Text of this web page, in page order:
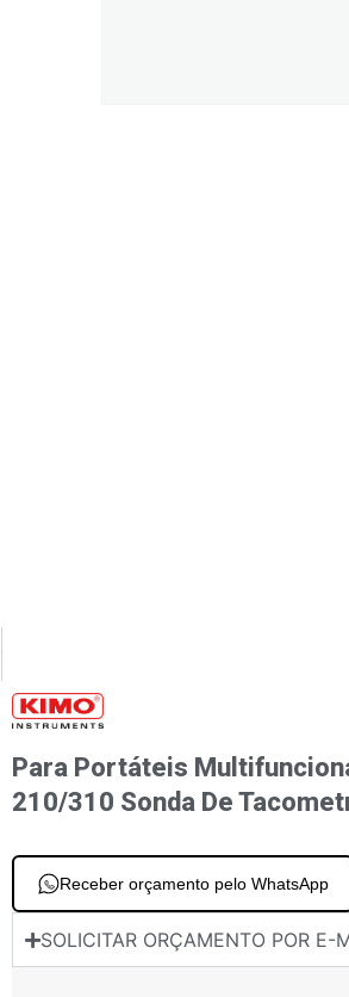
Para Portáteis
210/310 Sonda De
Receber orçamento pelo WhatsApp
SOLICITAR ORÇAMENTO POR E-